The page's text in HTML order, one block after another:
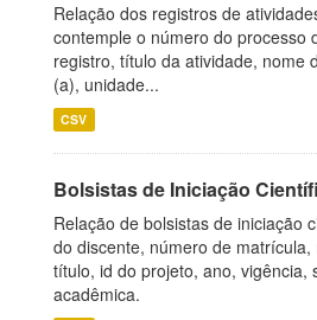
Relação dos registros de
contemple o número do processo
registro, título da atividade, nome
(a), unidade...
CSV
Bolsistas de Iniciação
Relação de bolsistas de iniciação
do discente, número de
título, id do projeto, ano, vigência,
acadêmica.